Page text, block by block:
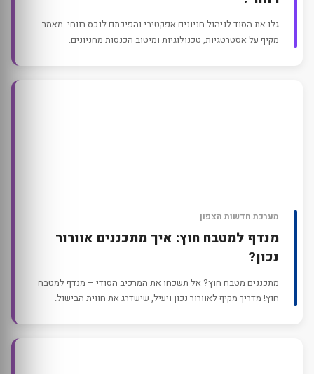
גלו את הסוד לניהול חניונים אפקטיבי והפיכתם לנכס רווחי. מאמר
מקיף על אסטרטגיות, טכנולוגיות ומיטוב הכנסות מחניונים.
מערכת חדשות הצפון
מנדף למטבח חוץ: איך מתכננים אוורור
נכון?
מתכננים מטבח חוץ? אל תשכחו את המרכיב הסודי – מנדף למטבח
חוץ! מדריך מקיף לאוורור נכון ויעיל, שישדרג את חווית הבישול.